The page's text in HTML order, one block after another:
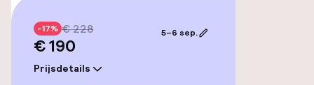
Kamers
Familiekamers beschikbaar
-17% € 228
€ 190
Prijsdetails
5–6 sep.